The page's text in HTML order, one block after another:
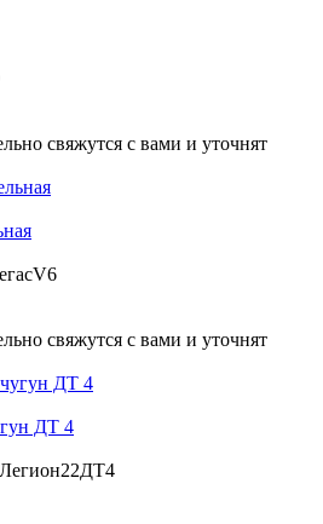
свяжутся с вами и уточнят
свяжутся с вами и уточнят
ДТ 4